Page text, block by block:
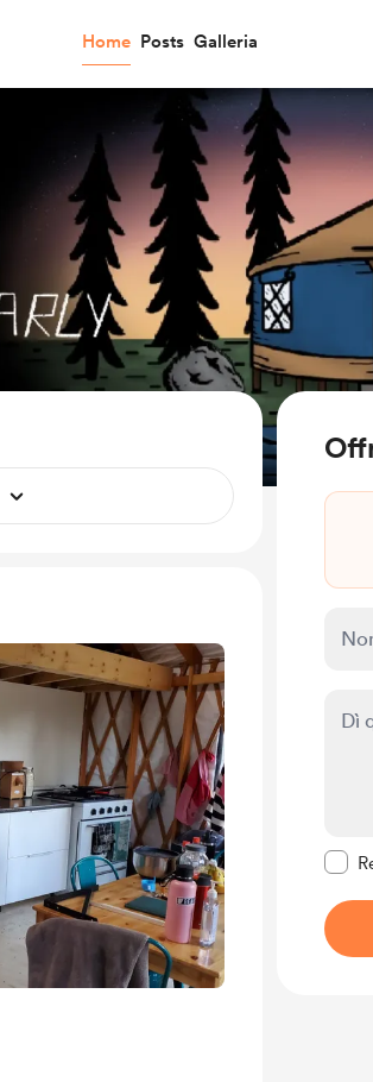
Home Posts Galleria